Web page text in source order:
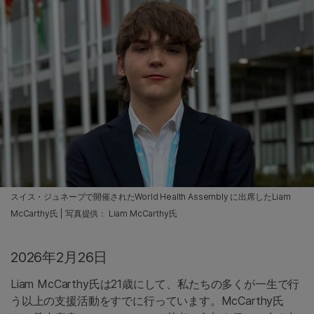
スイス・ジュネーブで開催されたWorld Health Assembly に出席したLiam
McCarthy氏 | 写真提供： Liam McCarthy氏
2026年2月26日
Liam McCarthy氏は21歳にして、私たちの多くが一生で行
う以上の支援活動をすでに行っています。McCarthy氏